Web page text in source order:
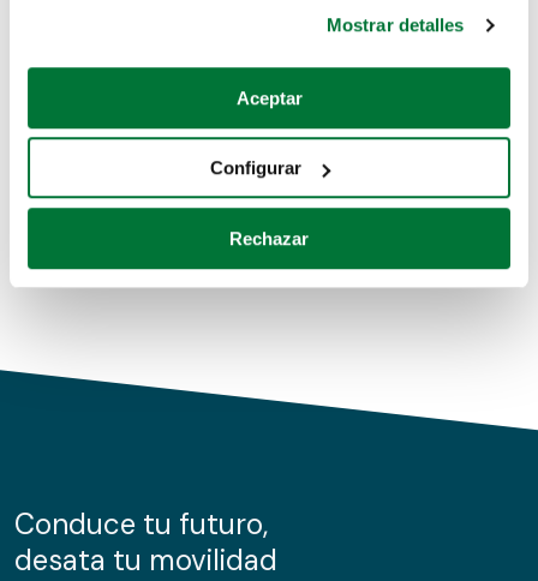
Si lo permite, también quisiéramos:
Recopilar información sobre su ubicación geográfica
Identificar su dispositivo analizándolo activamente
para buscar características específicas (huellas
Obtenga más información sobre cómo se procesan sus
de cookies.
información sobre el uso que haga del sitio web con
nuestros partners de redes sociales, publicidad y análisis
Mostrar detalles
Aceptar
Configurar
Rechazar
Coches de segunda mano
Coches de km0
Conduce tu futuro,
desata tu movilidad